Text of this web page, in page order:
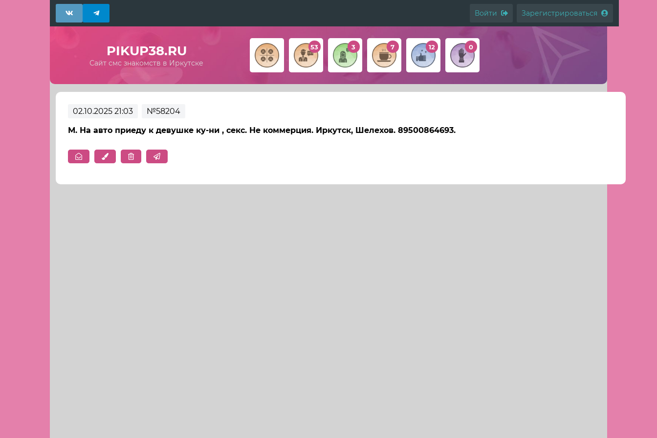
Войти Зарегистрироваться
PIKUP38.RU
Сайт смс знакомств в Иркутске
53 3 7 12 0
02.10.2025 21:03 №58204
М. На авто приеду к девушке ку-ни , секс. Не коммерция. Иркутск, Шелехов. 89500864693.